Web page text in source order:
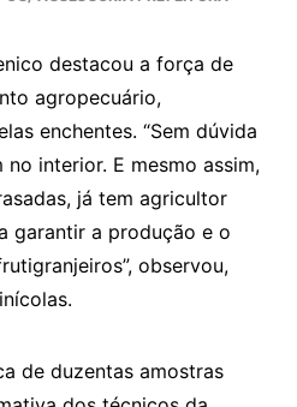
destacou a força de
agropecuário,
enchentes. “Sem dúvida
interior. E mesmo assim,
já tem agricultor
garantir a produção e o
observou,
de duzentas amostras